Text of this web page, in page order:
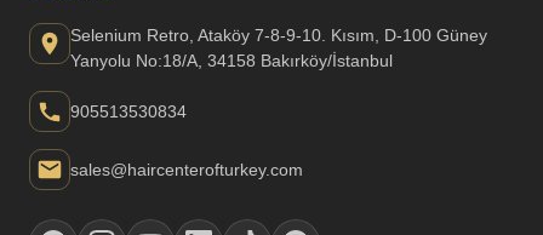
Selenium Retro, Ataköy 7-8-9-10. Kısım, D-100 Güney
Yanyolu No:18/A, 34158 Bakırköy/İstanbul
905513530834
sales@haircenterofturkey.com